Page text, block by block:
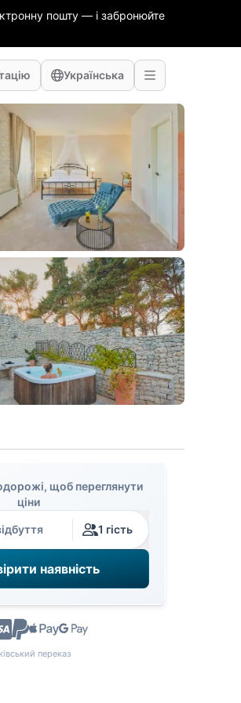
пошту — і забронюйте
Українська
щоб переглянути
ціни
1 гість
наявність
переказ